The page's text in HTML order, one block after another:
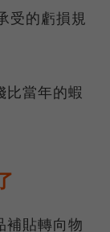
受的虧損規
比當年的蝦
補貼轉向物